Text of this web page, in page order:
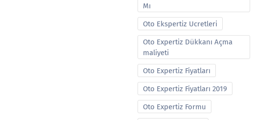
Mı
Oto Ekspertiz Ucretleri
Oto Expertiz Dükkanı Açma
maliyeti
Oto Expertiz Fiyatları
Oto Expertiz Fiyatları 2019
Oto Expertiz Formu